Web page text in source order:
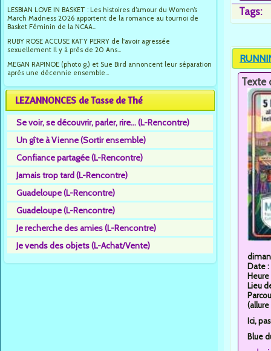
LESBIAN LOVE IN BASKET : Les histoires d’amour du Women’s
March Madness 2026 apportent de la romance au tournoi de
Basket Féminin de la NCAA...
RUBY ROSE ACCUSE KATY PERRY de l'avoir agressée
sexuellement Il y à près de 20 Ans...
MEGAN RAPINOE (photo g.) et Sue Bird annoncent leur séparation
après une décennie ensemble...
LEZANNONCES de Tasse de Thé
Se voir, se découvrir, parler, rire... (L-Rencontre)
Un gîte à Vienne (Sortir ensemble)
Confiance partagée (L-Rencontre)
Jamais trop tard (L-Rencontre)
Guadeloupe (L-Rencontre)
Guadeloupe (L-Rencontre)
Je recherche des amies (L-Rencontre)
Je vends des objets (L-Achat/Vente)
Tags:
Texte
Date :
Heure
Lieu
Ici,
Blue